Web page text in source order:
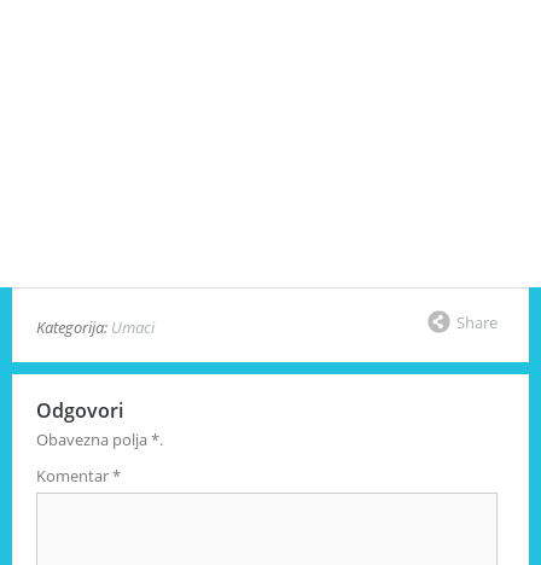
Kategorija: Umaci Share
Odgovori
Obavezna polja*.
Komentar*